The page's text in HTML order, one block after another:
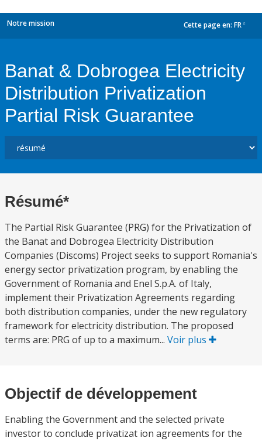
Notre mission Cette page en: FR
Banat & Dobrogea Electricity
Distribution Privatization
Partial Risk Guarantee
Résumé*
The Partial Risk Guarantee (PRG) for the Privatization of
the Banat and Dobrogea Electricity Distribution
Companies (Discoms) Project seeks to support Romania's
energy sector privatization program, by enabling the
Government of Romania and Enel S.p.A. of Italy,
implement their Privatization Agreements regarding
both distribution companies, under the new regulatory
framework for electricity distribution. The proposed
terms are: PRG of up to a maximum... Voir plus
Objectif de développement
Enabling the Government and the selected private
investor to conclude privatizat ion agreements for the